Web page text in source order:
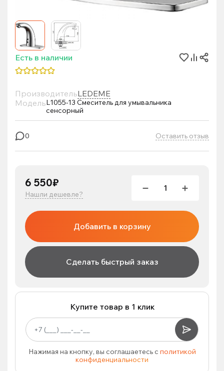
Есть в наличии
ПроизводительLEDEME
МодельL1055-13 Смеситель для умывальника
сенсорный
0 Оставить отзыв
6 550₽
Нашли дешевле?
Добавить в корзину
Сделать быстрый заказ
Купите товар в 1 клик
Нажимая на кнопку, вы соглашаетесь с политикой
конфиденциальности